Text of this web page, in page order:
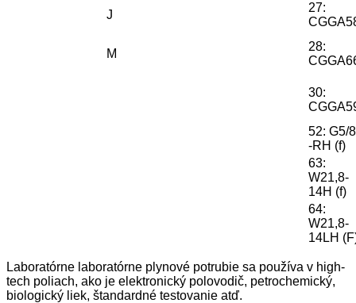
J
27:
M
28:
30:
52: G5/
-RH (f)
63:
W21,8-
14H (f)
64:
W21,8-
14LH
Laboratórne laboratórne plynové potrubie sa používa v high-
tech poliach, ako je elektronický polovodič, petrochemický,
biologický liek, štandardné testovanie atď.